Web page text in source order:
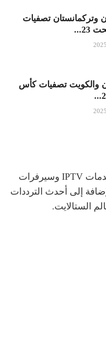
وتركمانستان تصفيات
والكويت تصفيات كأس
يلا سات منصة متخصصة في خدمات IPTV وسيرفرات
إلى أحدث الترددات
الستالايت.